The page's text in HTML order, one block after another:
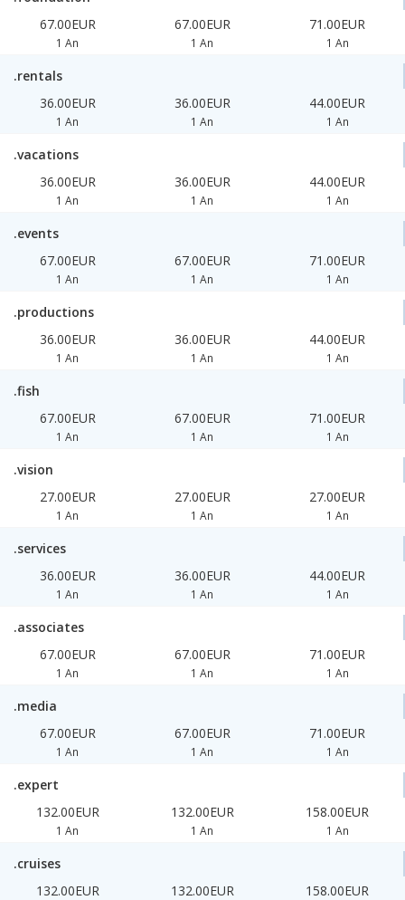
67.00EUR
1 An
67.00EUR
1 An
71.00EUR
1 An
.rentals
36.00EUR
1 An
36.00EUR
1 An
44.00EUR
1 An
.vacations
36.00EUR
1 An
36.00EUR
1 An
44.00EUR
1 An
.events
67.00EUR
1 An
67.00EUR
1 An
71.00EUR
1 An
.productions
36.00EUR
1 An
36.00EUR
1 An
44.00EUR
1 An
.fish
67.00EUR
1 An
67.00EUR
1 An
71.00EUR
1 An
.vision
27.00EUR
1 An
27.00EUR
1 An
27.00EUR
1 An
.services
36.00EUR
1 An
36.00EUR
1 An
44.00EUR
1 An
.associates
67.00EUR
1 An
67.00EUR
1 An
71.00EUR
1 An
.media
67.00EUR
1 An
67.00EUR
1 An
71.00EUR
1 An
.expert
132.00EUR
1 An
132.00EUR
1 An
158.00EUR
1 An
.cruises
132.00EUR
132.00EUR 158.00EUR